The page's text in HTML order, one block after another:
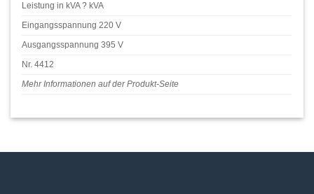
Leistung in kVA ? kVA
Eingangsspannung 220 V
Ausgangsspannung 395 V
Nr. 4412
Mehr Informationen auf der Produkt-Seite